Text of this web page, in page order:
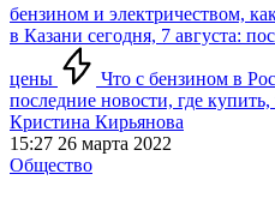
бензином и электричеством,
в Казани сегодня, 7 августа:
цены
Что с бензином в
последние новости, где
Кристина Кирьянова
15:27 26 марта 2022
Общество